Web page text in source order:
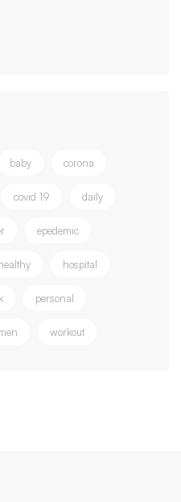
baby corona
covid 19 daily
epedemic
hospital
personal
workout